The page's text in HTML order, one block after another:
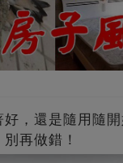
，還是隨用隨
再做錯！